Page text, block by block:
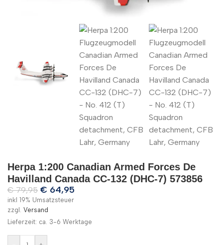
Herpa 1:200 Canadian Armed Forces De
Havilland Canada CC-132 (DHC-7) 573856
€79,95 € 64,95
inkl 19% Umsatzsteuer
zzgl. Versand
Lieferzeit: ca. 3-6 Werktage